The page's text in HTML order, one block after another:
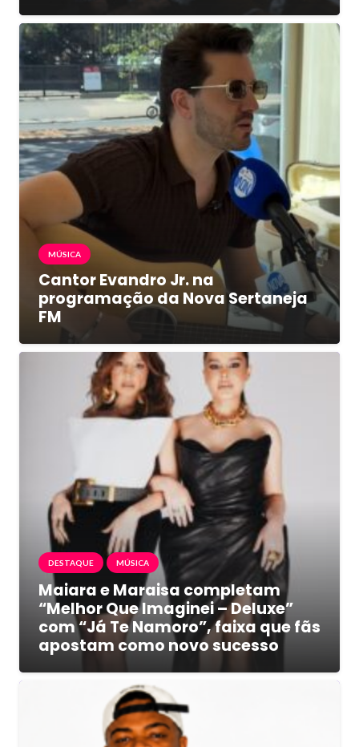
MÚSICA
Cantor Evandro Jr. na
programação da Nova Sertaneja
FM
DESTAQUE MÚSICA
Maiara e Maraisa completam
“Melhor Que Imaginei – Deluxe”
com “Já Te Namoro”, faixa que fãs
apostam como novo sucesso